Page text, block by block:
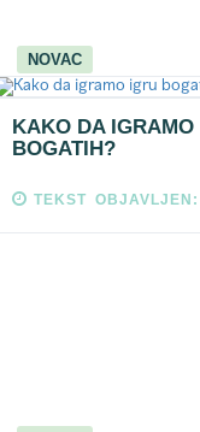
NOVAC
KAKO DA IGRAMO
BOGATIH?
TEKST